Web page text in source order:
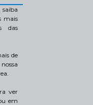
saiba
mais
das
de
ver
em